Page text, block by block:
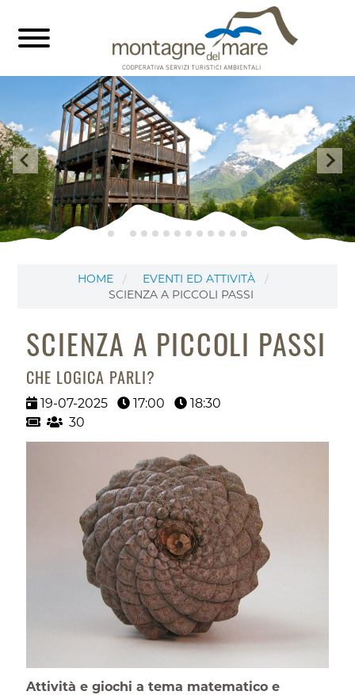
HOME
EVENTI ED ATTIVITÀ
SCIENZA A PICCOLI PASSI
SCIENZA A PICCOLI PASSI
CHE LOGICA PARLI?
19-07-2025 17:00
18:30
30
Attività e giochi a tema matematico e